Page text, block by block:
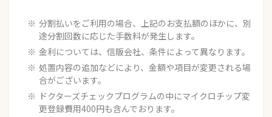
分割払いをご利用の場合、上記のお支払額のほかに、別
途分割回数に応じた手数料が発生します。
金利については、信販会社、条件によって異なります。
処置内容の追加などにより、金額や項目が変更される場
合がございます。
ドクターズチェックプログラムの中にマイクロチップ変
更登録費用400円も含んでおります。